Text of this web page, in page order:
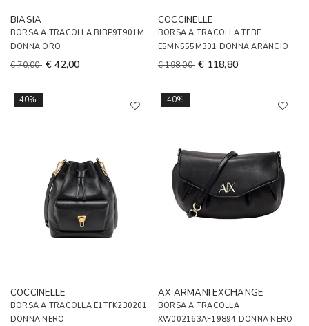
BIASIA
BORSA A TRACOLLA BIBP9T901M
DONNA ORO
€ 70,00 € 42,00
COCCINELLE
BORSA A TRACOLLA TEBE
E5MN555M301 DONNA ARANCIO
€ 198,00 € 118,80
40%
COCCINELLE
BORSA A TRACOLLA E1TFK230201
DONNA NERO
40%
AX ARMANI EXCHANGE
BORSA A TRACOLLA
XW002163AF19894 DONNA NERO